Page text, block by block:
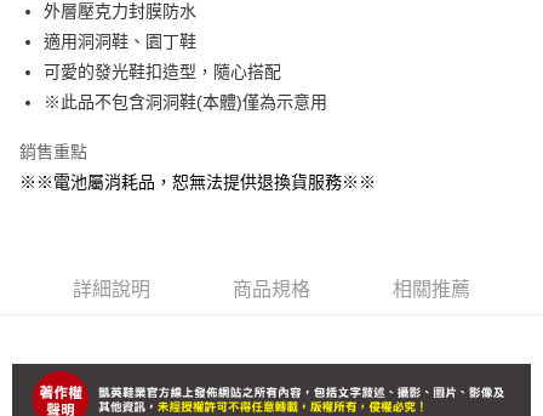
全盈+PAY
AFTEE先享後付
相關說明
AFTEE先享後付是「在收到商品之後才付款」的支付方式。 讓您購物簡單
便利好安心！
１．簡單：不需註冊會員、不需綁卡、不需儲值。
１．於結帳方式選擇「AFTEE先享後付」後，將跳轉至「AFTEE先享後付」
３．收到繳費通知簡訊後14天內，點擊此簡訊中的連結，可透過四大超商／
ATM／網路銀行／等多元方式進行付款，方視為交易完成。
※ 請注意：結帳手續完成當下不需立刻繳費，但若您需要取消訂單，請聯絡
ATM付款
付款後7-11取貨(追蹤碼前面加上868再查詢)
外層壓克力封膜防水
適用洞洞鞋、園丁鞋
可愛的發光鞋扣造型，隨心搭配
※此品不包含洞洞鞋(本體)僅為示意用
銷售重點
※※電池屬消耗品，恕無法提供退換貨服務※※
詳細說明 商品規格 相關推薦